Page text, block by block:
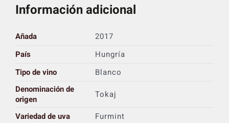
Información adicional
Añada
2017
País
Hungría
Tipo de vino
Blanco
Denominación de
origen
Tokaj
Variedad de uva
Furmint